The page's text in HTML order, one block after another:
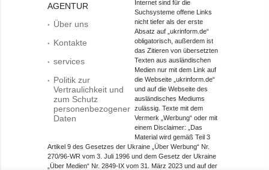
AGENTUR
Über uns
Kontakte
services
Politik zur
Vertraulichkeit und
zum Schutz
personenbezogener
Daten
Internet sind für die
Suchsysteme offene Links
nicht tiefer als der erste
Absatz auf „ukrinform.de“
obligatorisch, außerdem ist
das Zitieren von übersetzten
Texten aus ausländischen
Medien nur mit dem Link auf
die Webseite „ukrinform.de“
und auf die Webseite des
ausländisches Mediums
zulässig. Texte mit dem
Vermerk „Werbung“ oder mit
einem Disclaimer: „Das
Material wird gemäß Teil 3
Artikel 9 des Gesetzes der Ukraine „Über Werbung“ Nr.
270/96-WR vom 3. Juli 1996 und dem Gesetz der Ukraine
„Über Medien“ Nr. 2849-IX vom 31. März 2023 und auf der